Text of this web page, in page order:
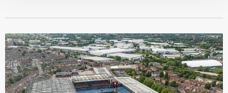
Sizlere daha iyi bir hizmet sunabilmek için İnternet
Sitemizde kendimize ve üçüncü kişilere ait çerezler
kullanılmaktadır. Bu çerezler vasıtasıyla çeşitli kişisel
verileriniz işlenmekte olup gerekli olan çerezler bilgi